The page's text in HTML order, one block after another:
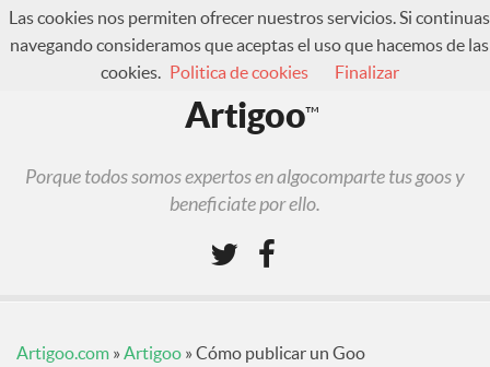
¿Qué es Artigoo?
Artigoo™
Porque todos somos expertos en algocomparte tus goos y
beneficiate por ello.
Artigoo.com » Artigoo » Cómo publicar un Goo
Las cookies nos permiten ofrecer nuestros servicios. Si continuas
navegando consideramos que aceptas el uso que hacemos de las
cookies. Politica de cookies Finalizar